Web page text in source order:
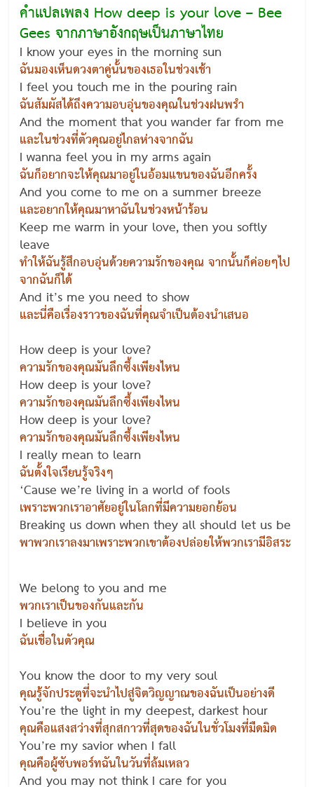
คำแปลเพลง How deep is your love – Bee
Gees จากภาษาอังกฤษเป็นภาษาไทย
I know your eyes in the morning sun
ฉันมองเห็นดวงตาคู่นั้นของเธอในช่วงเช้า
I feel you touch me in the pouring rain
ฉันสัมผัสได้ถึงความอบอุ่นของคุณในช่วงฝนพรำ
And the moment that you wander far from me
และในช่วงที่ตัวคุณอยู่ไกลห่างจากฉัน
I wanna feel you in my arms again
ฉันก็อยากจะให้คุณมาอยู่ในอ้อมแขนของฉันอีกครั้ง
And you come to me on a summer breeze
และอยากให้คุณมาหาฉันในช่วงหน้าร้อน
Keep me warm in your love, then you softly
leave
ทำให้ฉันรู้สึกอบอุ่นด้วยความรักของคุณ จากนั้นก็ค่อยๆไป
จากฉันก็ได้
And it’s me you need to show
และนี่คือเรื่องราวของฉันที่คุณจำเป็นต้องนำเสนอ
How deep is your love?
ความรักของคุณมันลึกซึ้งเพียงไหน
How deep is your love?
ความรักของคุณมันลึกซึ้งเพียงไหน
How deep is your love?
ความรักของคุณมันลึกซึ้งเพียงไหน
I really mean to learn
ฉันตั้งใจเรียนรู้จริงๆ
‘Cause we’re living in a world of fools
เพราะพวกเราอาศัยอยู่ในโลกที่มีความยอกย้อน
Breaking us down when they all should let us be
พาพวกเราลงมาเพราะพวกเขาต้องปล่อยให้พวกเรามีอิสระ
We belong to you and me
พวกเราเป็นของกันและกัน
I believe in you
ฉันเชื่อในตัวคุณ
You know the door to my very soul
คุณรู้จักประตูที่จะนำไปสู่จิตวิญญาณของฉันเป็นอย่างดี
You’re the light in my deepest, darkest hour
คุณคือแสงสว่างที่สุกสกาวที่สุดของฉันในชั่วโมงที่มืดมิด
You’re my savior when I fall
คุณคือผู้ซับพอร์ทฉันในวันที่ล้มเหลว
And you may not think I care for you